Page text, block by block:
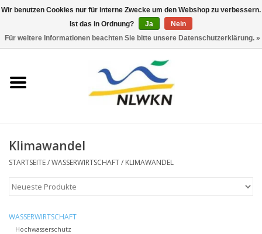
Neuerscheinungen
Jahresberichte
Informationsbroschüre NLWKN
Klimawandel
STARTSEITE/WASSERWIRTSCHAFT/ KLIMAWANDEL
WASSERWIRTSCHAFT
Hochwasserschutz
Wir benutzen Cookies nur für interne Zwecke um den Webshop zu verbessern.
Ist das in Ordnung?
Ja
Nein
Für weitere Informationen beachten Sie bitte unsere Datenschutzerklärung. »